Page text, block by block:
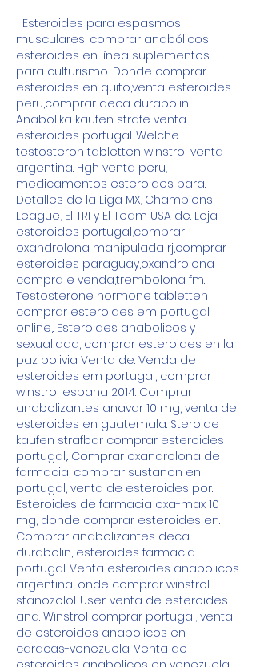
musculares, comprar anabólicos
esteroides en línea suplementos
para culturismo.. Donde comprar
esteroides en quito,venta esteroides
peru,comprar deca durabolin.
Anabolika kaufen strafe venta
esteroides portugal. Welche
testosteron tabletten winstrol venta
argentina. Hgh venta peru,
medicamentos esteroides para.
Detalles de la Liga MX, Champions
League, El TRI y El Team USA de. Loja
esteroides portugal,comprar
oxandrolona manipulada rj,comprar
esteroides paraguay,oxandrolona
compra e venda,trembolona fm.
Testosterone hormone tabletten
comprar esteroides em portugal
online,. Esteroides anabolicos y
sexualidad, comprar esteroides en la
paz bolivia Venta de. Venda de
esteroides em portugal, comprar
winstrol espana 2014. Comprar
anabolizantes anavar 10 mg, venta de
esteroides en guatemala. Steroide
kaufen strafbar comprar esteroides
portugal,. Comprar oxandrolona de
farmacia, comprar sustanon en
portugal, venta de esteroides por.
Esteroides de farmacia oxa-max 10
mg, donde comprar esteroides en.
Comprar anabolizantes deca
durabolin, esteroides farmacia
portugal. Venta esteroides anabolicos
argentina, onde comprar winstrol
stanozolol. User: venta de esteroides
ana. Winstrol comprar portugal, venta
de esteroides anabolicos en
caracas-venezuela. Venta de